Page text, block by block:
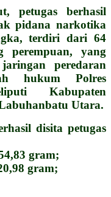
petugas berhasil
pidana narkotika
terdiri dari 64
yang
peredaran
hukum Polres
Kabupaten
Utara.
disita petugas
gram;
gram;